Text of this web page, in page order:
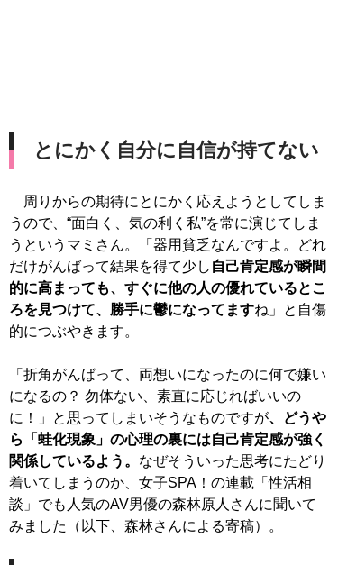
とにかく自分に自信が持てない
周りからの期待にとにかく応えようとしてしま
うので、“面白く、気の利く私”を常に演じてしま
うというマミさん。「器用貧乏なんですよ。どれ
だけがんばって結果を得て少し 自己肯定感が瞬間
的に高まっても、すぐに他の人の優れているとこ
ろを見つけて、勝手に鬱になってますね」と自傷
的につぶやきます。
「折角がんばって、両想いになったのに何で嫌い
になるの？ 勿体ない、素直に応じればいいの
に！」と思ってしまいそうなものですが、どうや
ら「蛙化現象」の心理の裏には自己肯定感が強く
関係しているよう。 なぜそういった思考にたどり
着いてしまうのか、女子SPA！の連載「性活相
談」でも人気のAV男優の森林原人さんに聞いて
みました（以下、森林さんによる寄稿）。